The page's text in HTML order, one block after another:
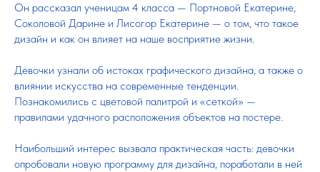
Он рассказал ученицам 4 класса — Портновой Екатерине,
Соколовой Дарине и Лисогор Екатерине — о том, что такое
дизайн и как он влияет на наше восприятие жизни.
Девочки узнали об истоках графического дизайна, а также о
влиянии искусства на современные тенденции.
Познакомились с цветовой палитрой и «сеткой» —
правилами удачного расположения объектов на постере.
Наибольший интерес вызвала практическая часть: девочки
опробовали новую программу для дизайна, поработали в ней